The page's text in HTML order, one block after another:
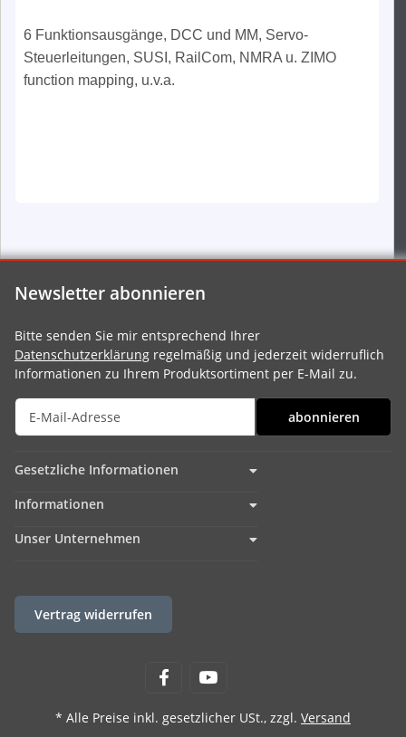
6 Funktionsausgänge, DCC und MM, Servo-
Steuerleitungen, SUSI, RailCom, NMRA u. ZIMO
function mapping, u.v.a.
Newsletter abonnieren
Bitte senden Sie mir entsprechend Ihrer
Datenschutzerklärung regelmäßig und jederzeit widerruflich
Informationen zu Ihrem Produktsortiment per E-Mail zu.
abonnieren
Gesetzliche Informationen
Informationen
Unser Unternehmen
Vertrag widerrufen
* Alle Preise inkl. gesetzlicher USt., zzgl. Versand